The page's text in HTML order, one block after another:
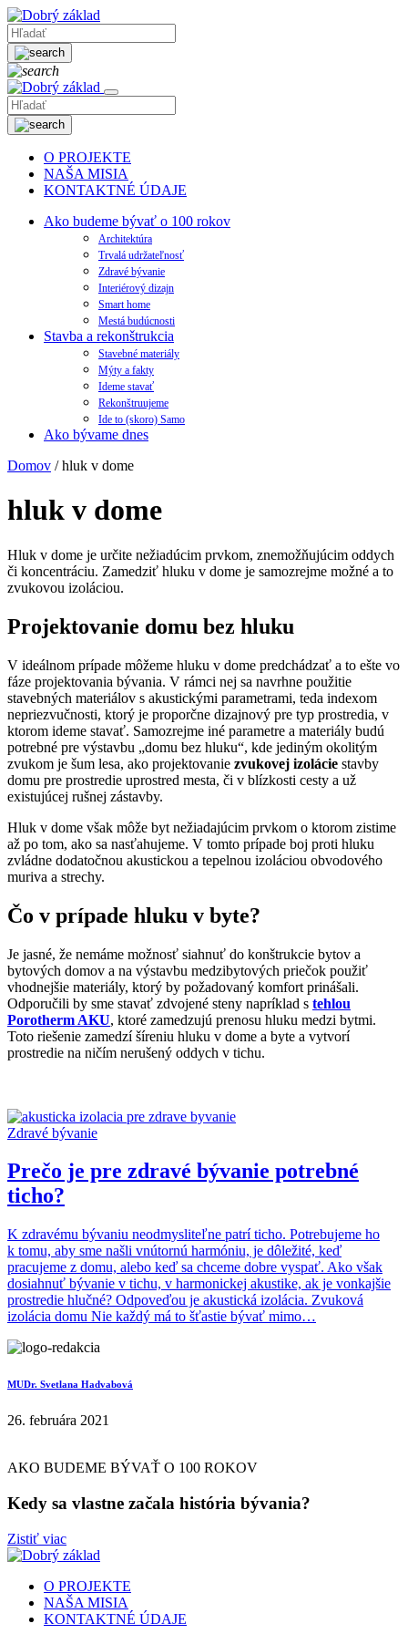
O PROJEKTE
NAŠA MISIA
KONTAKTNÉ ÚDAJE
Ako budeme bývať o 100 rokov
Architektúra
Trvalá udržateľnosť
Zdravé bývanie
Interiérový dizajn
Smart home
Mestá budúcnosti
Stavba a rekonštrukcia
Stavebné materiály
Mýty a fakty
Ideme stavať
Rekonštruujeme
Ide to (skoro) Samo
Ako bývame dnes
Domov /hluk v dome
hluk v dome
Hluk v dome je určite nežiadúcim prvkom, znemožňujúcim oddych
či koncentráciu. Zamedziť hluku v dome je samozrejme možné a to
zvukovou izoláciou.
Projektovanie domu bez hluku
V ideálnom prípade môžeme hluku v dome predchádzať a to ešte vo
fáze projektovania bývania. V rámci nej sa navrhne použitie
stavebných materiálov s akustickými parametrami, teda indexom
nepriezvučnosti, ktorý je proporčne dizajnový pre typ prostredia, v
ktorom ideme stavať. Samozrejme iné parametre a materiály budú
potrebné pre výstavbu „domu bez hluku“, kde jediným okolitým
zvukom je šum lesa, ako projektovanie zvukovej izolácie stavby
domu pre prostredie uprostred mesta, či v blízkosti cesty a už
existujúcej rušnej zástavby.
Hluk v dome však môže byt nežiadajúcim prvkom o ktorom zistime
až po tom, ako sa nasťahujeme. V tomto prípade boj proti hluku
zvládne dodatočnou akustickou a tepelnou izoláciou obvodového
muriva a strechy.
Čo v prípade hluku v byte?
Je jasné, že nemáme možnosť siahnuť do konštrukcie bytov a
bytových domov a na výstavbu medzibytových priečok použiť
vhodnejšie materiály, ktorý by požadovaný komfort prinášali.
Odporučili by sme stavať zdvojené steny napríklad s tehlou
Porotherm AKU, ktoré zamedzujú prenosu hluku medzi bytmi.
Toto riešenie zamedzí šíreniu hluku v dome a byte a vytvorí
prostredie na ničím nerušený oddych v tichu.
Zdravé bývanie
Prečo je pre zdravé bývanie potrebné
ticho?
K zdravému bývaniu neodmysliteľne patrí ticho. Potrebujeme ho
k tomu, aby sme našli vnútornú harmóniu, je dôležité, keď
pracujeme z domu, alebo keď sa chceme dobre vyspať. Ako však
dosiahnuť bývanie v tichu, v harmonickej akustike, ak je vonkajšie
prostredie hlučné? Odpoveďou je akustická izolácia. Zvuková
izolácia domu Nie každý má to šťastie bývať mimo…
MUDr. Svetlana Hadvabová
26. februára 2021
AKO BUDEME BÝVAŤ O 100 ROKOV
Kedy sa vlastne začala história bývania?
Zistiť viac
O PROJEKTE
NAŠA MISIA
KONTAKTNÉ ÚDAJE